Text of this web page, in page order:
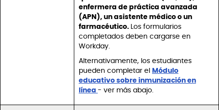
enfermera de práctica avanzada
(APN), un asistente médico o un
farmacéutico.
Los formularios
completados deben cargarse en
Workday.
Alternativamente, los estudiantes
pueden completar el
Módulo
educativo sobre inmunización en
línea - ver más abajo.